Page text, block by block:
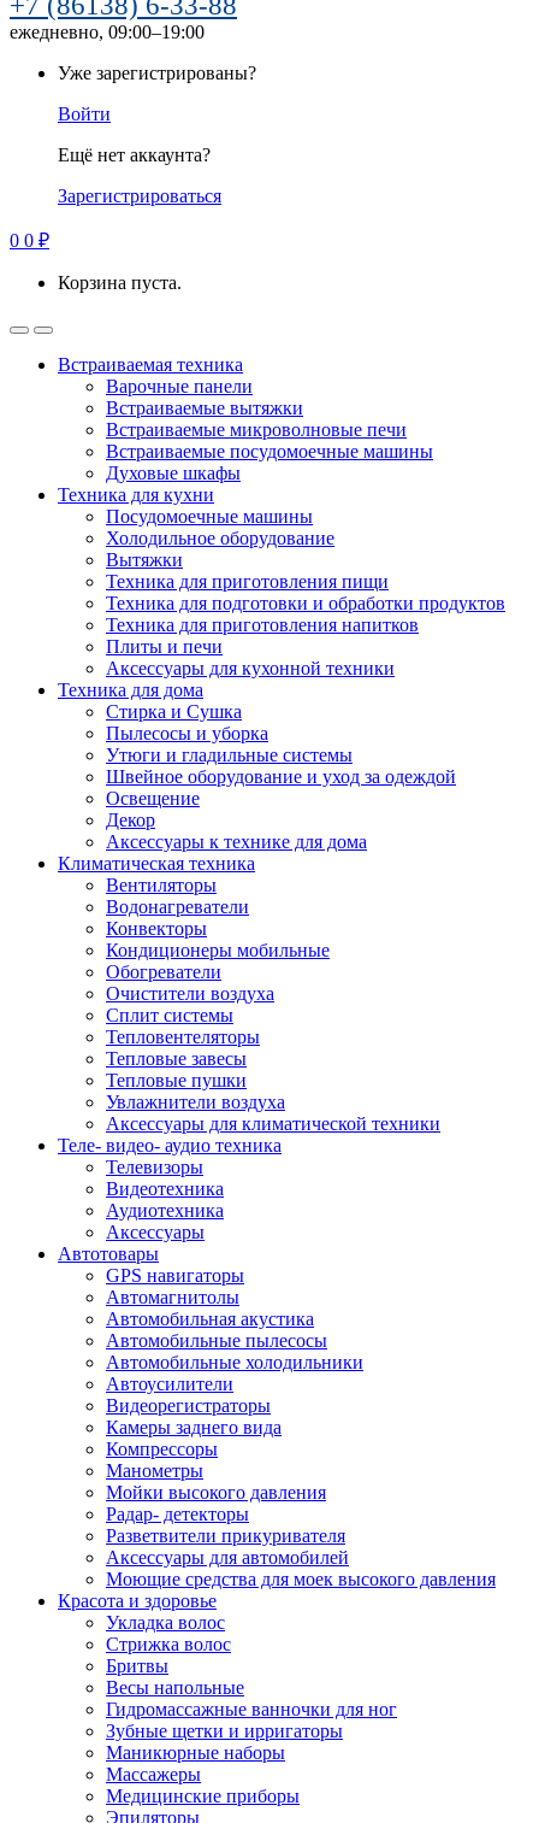
ежедневно, 09:00–19:00
Уже зарегистрированы?
Войти
Ещё нет аккаунта?
Зарегистрироваться
0 0 ₽
Корзина пуста.
Встраиваемая техника
Варочные панели
Встраиваемые вытяжки
Встраиваемые микроволновые печи
Встраиваемые посудомоечные машины
Духовые шкафы
Техника для кухни
Посудомоечные машины
Холодильное оборудование
Вытяжки
Техника для приготовления пищи
Техника для подготовки и обработки продуктов
Техника для приготовления напитков
Плиты и печи
Аксессуары для кухонной техники
Техника для дома
Стирка и Сушка
Пылесосы и уборка
Утюги и гладильные системы
Швейное оборудование и уход за одеждой
Освещение
Декор
Аксессуары к технике для дома
Климатическая техника
Вентиляторы
Водонагреватели
Конвекторы
Кондиционеры мобильные
Обогреватели
Очистители воздуха
Сплит системы
Тепловентеляторы
Тепловые завесы
Тепловые пушки
Увлажнители воздуха
Аксессуары для климатической техники
Теле- видео- аудио техника
Телевизоры
Видеотехника
Аудиотехника
Аксессуары
Автотовары
GPS навигаторы
Автомагнитолы
Автомобильная акустика
Автомобильные пылесосы
Автомобильные холодильники
Автоусилители
Видеорегистраторы
Камеры заднего вида
Компрессоры
Манометры
Мойки высокого давления
Радар- детекторы
Разветвители прикуривателя
Аксессуары для автомобилей
Моющие средства для моек высокого давления
Красота и здоровье
Укладка волос
Стрижка волос
Бритвы
Весы напольные
Гидромассажные ванночки для ног
Зубные щетки и ирригаторы
Маникюрные наборы
Массажеры
Медицинские приборы
Эпиляторы